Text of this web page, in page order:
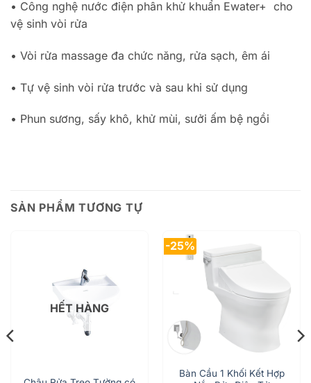
• Công nghệ nước điện phân khử khuẩn Ewater+ cho
vệ sinh vòi rửa
• Vòi rửa massage đa chức năng, rửa sạch, êm ái
• Tự vệ sinh vòi rửa trước và sau khi sử dụng
• Phun sương, sấy khô, khử mùi, sưởi ấm bệ ngồi
SẢN PHẨM TƯƠNG TỰ
HẾT HÀNG
-25%
Bàn Cầu 1 Khối Kết Hợp